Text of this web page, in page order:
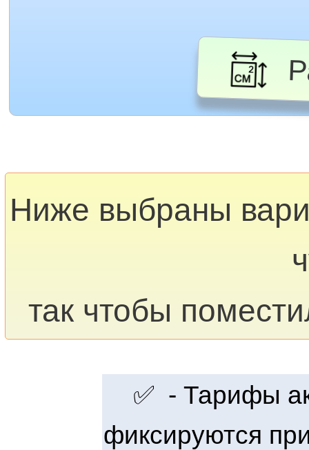
Ниже выбраны
так чтобы
✅ - Тарифы
фиксируются